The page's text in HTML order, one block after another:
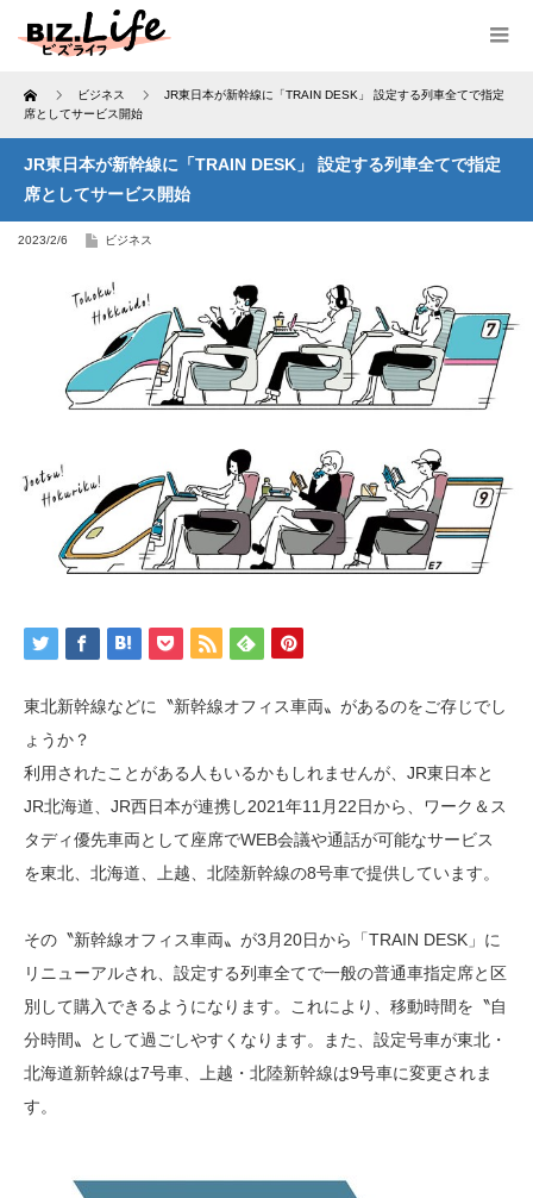
Home ビジネス
JR東日本が新幹線に「TRAIN DESK」 設定する列車全てで指定
席としてサービス開始
JR東日本が新幹線に「TRAIN DESK」 設定する列車全てで指定
席としてサービス開始
2023/2/6 ビジネス
東北新幹線などに〝新幹線オフィス車両〟があるのをご存じでし
ょうか？
利用されたことがある人もいるかもしれませんが、JR東日本と
JR北海道、JR西日本が連携し2021年11月22日から、ワーク＆ス
タディ優先車両として座席でWEB会議や通話が可能なサービス
を東北、北海道、上越、北陸新幹線の8号車で提供しています。
その〝新幹線オフィス車両〟が3月20日から「TRAIN DESK」に
リニューアルされ、設定する列車全てで一般の普通車指定席と区
別して購入できるようになります。これにより、移動時間を〝自
分時間〟として過ごしやすくなります。また、設定号車が東北・
北海道新幹線は7号車、上越・北陸新幹線は9号車に変更されま
す。